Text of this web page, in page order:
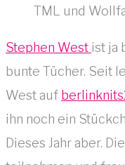
TML und
Stephen West ist ja
bunte Tücher. Seit
West auf
ihn noch ein
Dieses Jahr aber.